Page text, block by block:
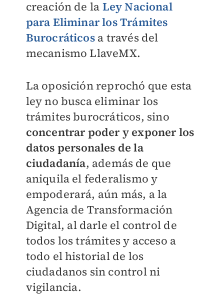
creación de la Ley Nacional
para Eliminar los Trámites
Burocráticosa través del
mecanismo LlaveMX.
La oposición reprochó que esta
ley no busca eliminar los
trámites burocráticos, sino
concentrar poder y exponer los
datos personales de la
ciudadanía, además de que
aniquila el federalismo y
empoderará, aún más, a la
Agencia de Transformación
Digital, al darle el control de
todos los trámites y acceso a
todo el historial de los
ciudadanos sin control ni
vigilancia.